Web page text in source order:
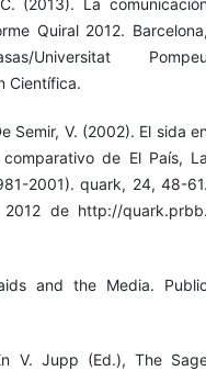
(2013). La
Quiral 2012.
Universitat
Científica.
Semir, V. (2002). El sida
de El País,
2001). quark, 24, 48-
de http://
and the Media.
V. Jupp (Ed.), The